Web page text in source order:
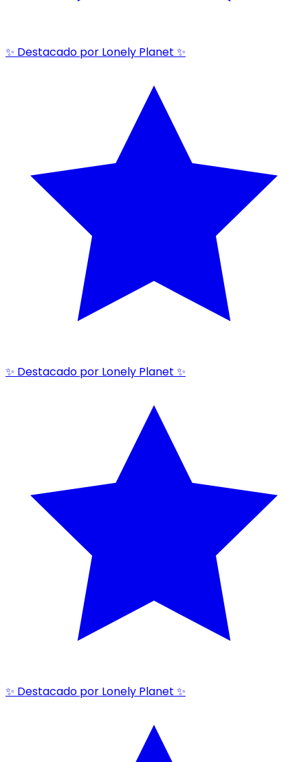
✨ Destacado por Lonely Planet ✨
✨ Destacado por Lonely Planet ✨
✨ Destacado por Lonely Planet ✨